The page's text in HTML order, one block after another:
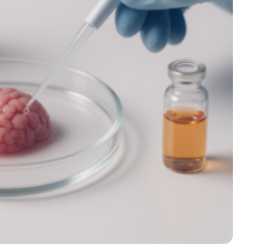
Verringerung der
Stresses
lassen. Würzburg. Die
(HCM) ist die häufigste
Sie führt dazu, dass
der Herzmuskel zu